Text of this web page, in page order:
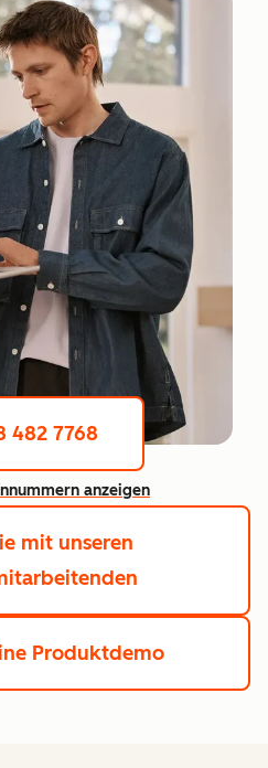
482 7768
anzeigen
mit unseren
Produktdemo